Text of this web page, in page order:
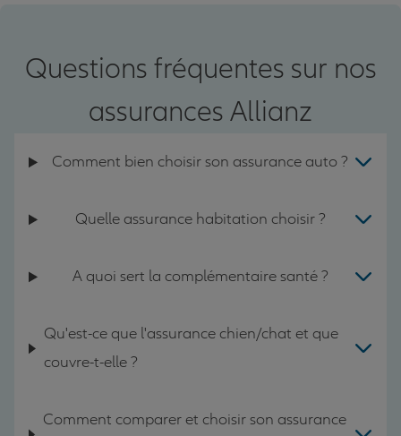
Questions fréquentes sur nos
assurances Allianz
Comment bien choisir son assurance auto ?
Quelle assurance habitation choisir ?
A quoi sert la complémentaire santé ?
Qu'est-ce que l'assurance chien/chat et que
couvre-t-elle ?
Comment comparer et choisir son assurance